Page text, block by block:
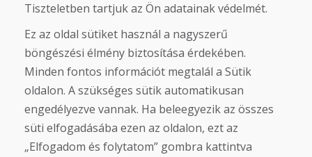
Eshop
Szállítás
Fizetés
Panasz
Áruk visszaküldése és cseréje
Adatvédelmi irányelvek
Cookies
Közösségi hálózatok
Tiszteletben tartjuk az Ön adatainak védelmét.
Ez az oldal sütiket használ a nagyszerű
böngészési élmény biztosítása érdekében.
Minden fontos információt megtalál a Sütik
oldalon. A szükséges sütik automatikusan
engedélyezve vannak. Ha beleegyezik az összes
süti elfogadásába ezen az oldalon, ezt az
„Elfogadom és folytatom” gombra kattintva